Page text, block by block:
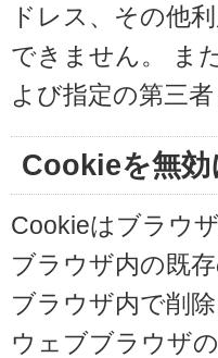
ドレス、その他
できません。 ま
よび指定の第三
Cookieを無効
Cookieはブラウ
ブラウザ内の既
ブラウザ内で削
ウェブブラウザ